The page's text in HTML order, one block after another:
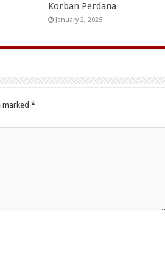
Korban Perdana
January 2, 2025
marked *